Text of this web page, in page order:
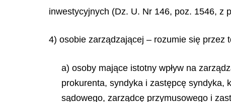
inwestycyjnych (Dz. U. Nr 146, poz. 1546, z
4) osobie zarządzającej – rozumie się przez
a) osoby mające istotny wpływ na
prokurenta, syndyka i zastępcę syndyka,
sądowego, zarządcę przymusowego i